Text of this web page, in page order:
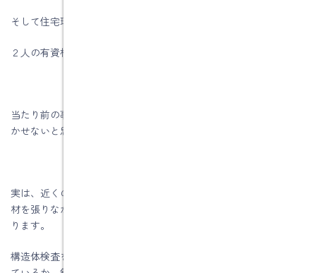
そして住宅瑕疵保険の検査員にチェックをしてもらいます。
２人の有資格者による「ダブルチェック」になります。
当たり前の事ですが、欠陥の無い建物を作る事にはチェックは欠
かせないと思います。
実は、近くの現場で建前が終わった次の日から同じように耐力面
材を張りながら、すぐに防水・透湿シートを張っている現場があ
ります。
構造体検査を受ける時には、大事な釘のピッチが正しく施工され